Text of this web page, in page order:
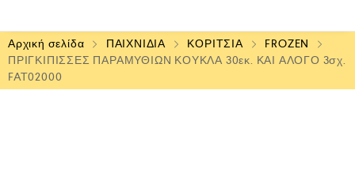
Αρχική σελίδα ΠΑΙΧΝΙΔΙΑ ΚΟΡΙΤΣΙΑ
FROZEN
ΠΡΙΓΚΙΠΙΣΣΕΣ ΠΑΡΑΜΥΘΙΩΝ ΚΟΥΚΛΑ 30εκ. ΚΑΙ ΑΛΟΓΟ 3σχ.
FAT02000